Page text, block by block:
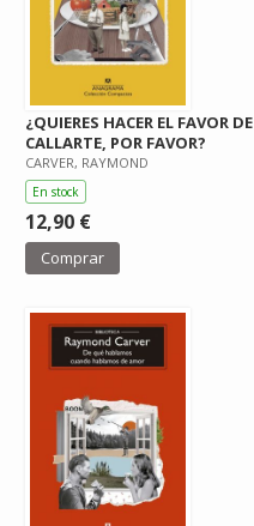
¿QUIERES HACER EL FAVOR DE
CALLARTE, POR FAVOR?
CARVER, RAYMOND
En stock
12,90 €
Comprar